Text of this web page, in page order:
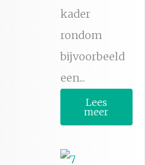
kader
rondom
bijvoorbeeld
een...
Lees
meer